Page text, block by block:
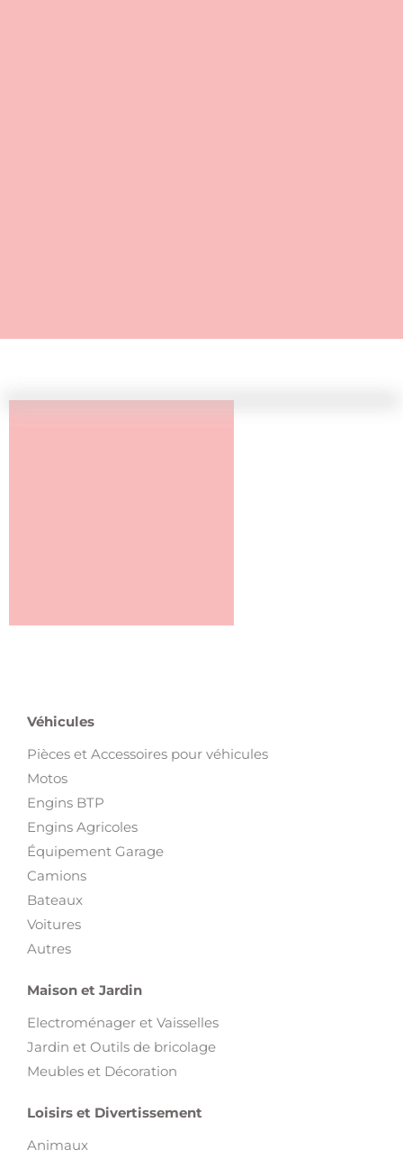
Véhicules
Pièces et Accessoires pour véhicules
Motos
Engins BTP
Engins Agricoles
Équipement Garage
Camions
Bateaux
Voitures
Autres
Maison et Jardin
Electroménager et Vaisselles
Jardin et Outils de bricolage
Meubles et Décoration
Loisirs et Divertissement
Animaux